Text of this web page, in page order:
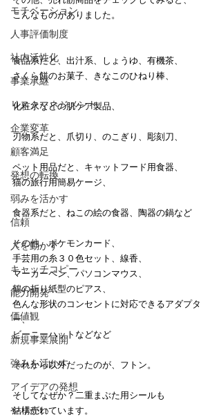
モチベーション
人事評価制度
社内活性化
事業承継
リスクマネジメント
企業変革
顧客満足
発想の転換
弱みを活かす
信頼
人を動かす
キャッチコピー
能力開発
価値観
新規事業展開
強みを活かす
アイデアの発想
やりがい
こんなものがありました。
食品系だと、出汁系、しょうゆ、有機茶、
さくら餅のお菓子、きなこのひねり棒、
化粧水などの肌ケア製品、
刃物系だと、爪切り、のこぎり、彫刻刀、
ペット用品だと、キャットフード用食器、
猫の旅行用簡易ケージ、
食器系だと、ねこの絵の食器、陶器の鍋など
その他、ポケモンカード、
手芸用の糸３０色セット、線香、
マーカーペン、パソコンマウス、
鶴の折り紙型のピアス、
色んな形状のコンセントに対応できるアダプタ
ー、
ビーニーハットなどなど
それから以外だったのが、フトン。
そしてなぜか？二重まぶた用シールも
結構売れています。